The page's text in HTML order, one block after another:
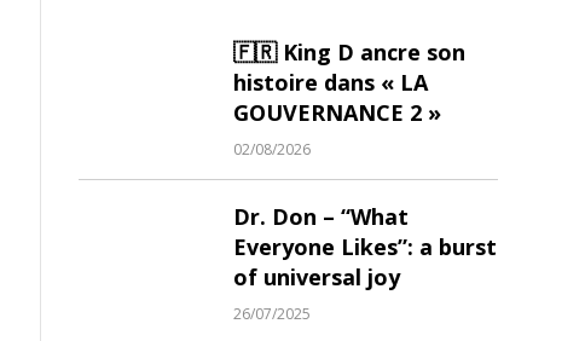
🇫🇷 King D ancre son
histoire dans « LA
GOUVERNANCE 2 »
02/08/2026
Dr. Don – “What
Everyone Likes”: a burst
of universal joy
26/07/2025